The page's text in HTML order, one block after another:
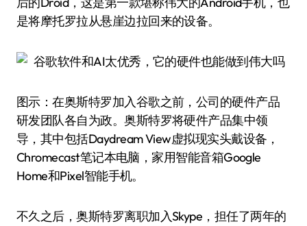
是将摩托罗拉从悬崖边拉回来的设备。
图示：在奥斯特罗加入谷歌之前，公司的硬件产品
研发团队各自为政。奥斯特罗将硬件产品集中领
导，其中包括Daydream View虚拟现实头戴设备，
Chromecast笔记本电脑，家用智能音箱Google
Home和Pixel智能手机。
不久之后，奥斯特罗离职加入Skype，担任了两年的